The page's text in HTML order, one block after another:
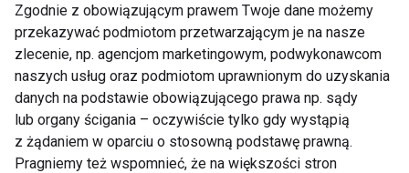
Twój mózg na treningu
– jak ćwiczenia
wpływają na Twoje
zdrowie psychiczne
5 zdrowych
lifehacków
przyspieszających
pracę naszego mózgu
Zgodnie z obowiązującym prawem Twoje dane możemy
przekazywać podmiotom przetwarzającym je na nasze
zlecenie, np. agencjom marketingowym, podwykonawcom
naszych usług oraz podmiotom uprawnionym do uzyskania
danych na podstawie obowiązującego prawa np. sądy
lub organy ścigania – oczywiście tylko gdy wystąpią
z żądaniem w oparciu o stosowną podstawę prawną.
Pragniemy też wspomnieć, że na większości stron